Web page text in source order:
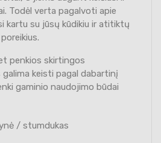
Todėl verta pagalvoti apie
kartu su jūsų kūdikiu ir atitiktų
penkios skirtingos
galima keisti pagal dabartinį
gaminio naudojimo būdai
/ stumdukas